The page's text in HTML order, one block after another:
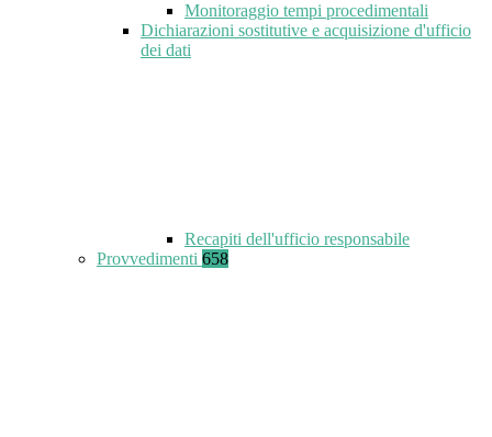
Monitoraggio tempi procedimentali
Dichiarazioni sostitutive e acquisizione d'ufficio
dei dati
Recapiti dell'ufficio responsabile
Provvedimenti 658